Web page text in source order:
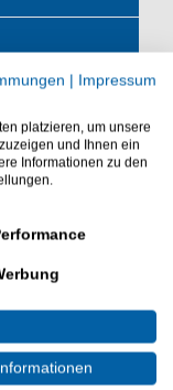
| Impressum
platzieren, um unsere
und Ihnen ein
Informationen zu den